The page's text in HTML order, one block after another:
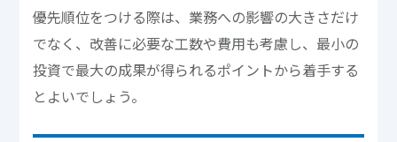
優先順位をつける際は、業務への影響の大きさだけ
でなく、改善に必要な工数や費用も考慮し、最小の
投資で最大の成果が得られるポイントから着手する
とよいでしょう。